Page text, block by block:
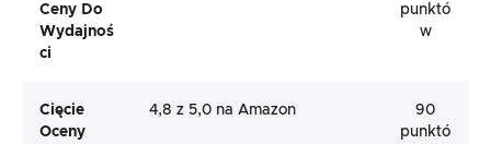
Ceny Do
Wydajnoś
Ci
punktó
w
Cięcie
Oceny
4,8 z 5,0 na Amazon
90
punktó